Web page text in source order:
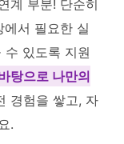
계 부분! 단순히
서 필요한 실
수 있도록 지원
탕으로 나만의
경험을 쌓고, 자
.